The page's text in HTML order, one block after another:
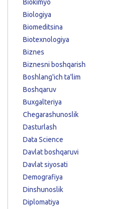
Biokimyo
Biologiya
Biomeditsina
Biotexnologiya
Biznes
Biznesni boshqarish
Boshlang'ich ta'lim
Boshqaruv
Buxgalteriya
Chegarashunoslik
Dasturlash
Data Science
Davlat boshqaruvi
Davlat siyosati
Demografiya
Dinshunoslik
Diplomatiya